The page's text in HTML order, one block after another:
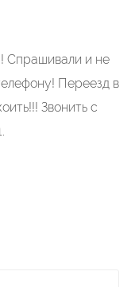
Спрашивали и не
Переезд в
Звонить с